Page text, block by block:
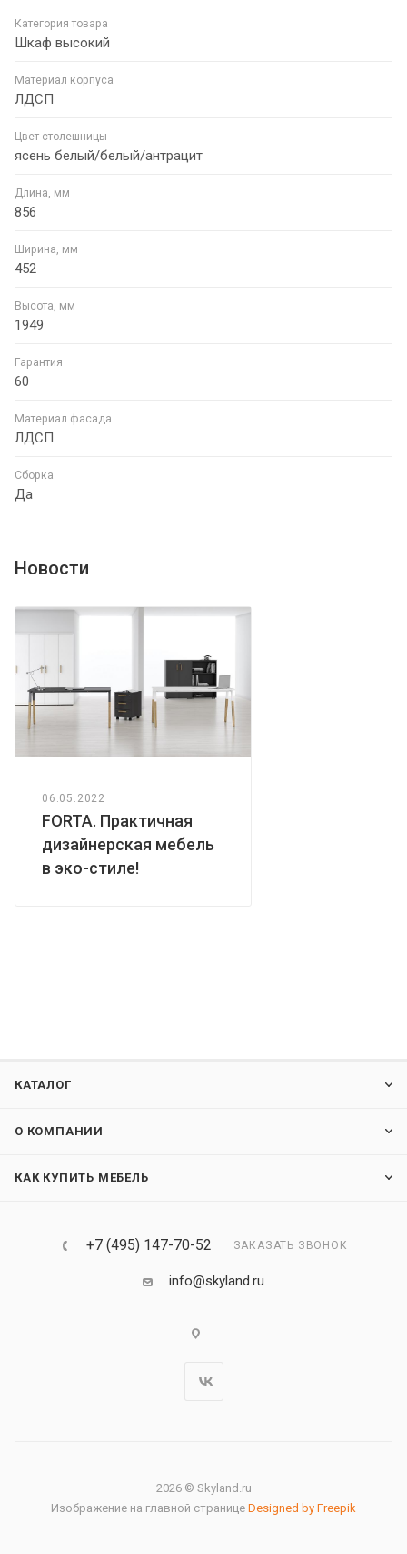
Категория товара
Шкаф высокий
Материал корпуса
ЛДСП
Цвет столешницы
ясень белый/белый/антрацит
Длина, мм
856
Ширина, мм
452
Высота, мм
1949
Гарантия
60
Материал фасада
ЛДСП
Сборка
Да
Новости
06.05.2022
FORTA. Практичная
дизайнерская мебель
в эко-стиле!
КАТАЛОГ
О КОМПАНИИ
КАК КУПИТЬ МЕБЕЛЬ
+7 (495) 147-70-52 ЗАКАЗАТЬ ЗВОНОК
info@skyland.ru
2026 © Skyland.ru
Изображение на главной странице Designed by Freepik